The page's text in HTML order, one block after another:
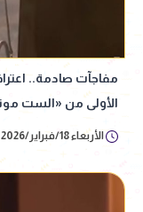
مفاجآت صادمة..
الأولى من «الست
الأربعاء 18/فبراير/2026 - 09:45 م